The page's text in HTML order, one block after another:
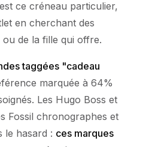
ce créneau particulier,
en cherchant des
de la fille qui offre.
taggées "cadeau
marquée à 64%
Les Hugo Boss et
Fossil chronographes et
le hasard : ces marques